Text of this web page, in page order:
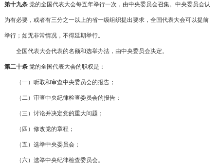
第十九条 党的全国代表大会每五年举行一次，由中央委员会召集。中央委员会认
为有必要，或者有三分之一以上的省一级组织提出要求，全国代表大会可以提前
举行；如无非常情况，不得延期举行。
全国代表大会代表的名额和选举办法，由中央委员会决定。
第二十条 党的全国代表大会的职权是：
（一）听取和审查中央委员会的报告；
（二）审查中央纪律检查委员会的报告；
（三）讨论并决定党的重大问题；
（四）修改党的章程；
（五）选举中央委员会；
（六）选举中央纪律检查委员会。